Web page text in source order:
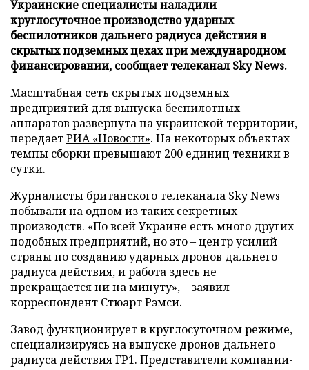
Украинские специалисты наладили
круглосуточное производство ударных
беспилотников дальнего радиуса действия в
скрытых подземных цехах при международном
финансировании, сообщает телеканал Sky News.
Масштабная сеть скрытых подземных
предприятий для выпуска беспилотных
аппаратов развернута на украинской территории,
передаетРИА «Новости». На некоторых объектах
темпы сборки превышают 200 единиц техники в
сутки.
Журналисты британского телеканала Sky News
побывали на одном из таких секретных
производств. «По всей Украине есть много других
подобных предприятий, но это – центр усилий
страны по созданию ударных дронов дальнего
радиуса действия, и работа здесь не
прекращается ни на минуту», – заявил
корреспондент Стюарт Рэмси.
Завод функционирует в круглосуточном режиме,
специализируясь на выпуске дронов дальнего
радиуса действия FP1. Представители компании-